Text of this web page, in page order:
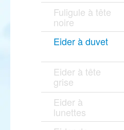
Fuligule à tête
noire
Eider à duvet
Eider à tête
grise
Eider à
lunettes